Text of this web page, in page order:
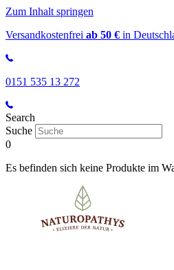
Zum Inhalt springen
Versandkostenfrei ab 50 € in
0151 535 13 272
Search
Suche
0
Es befinden sich keine Produkte im